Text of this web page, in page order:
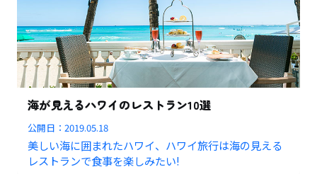
海が見えるハワイのレストラン10選
公開日：2019.05.18
美しい海に囲まれたハワイ、ハワイ旅行は海の見える
レストランで食事を楽しみたい!